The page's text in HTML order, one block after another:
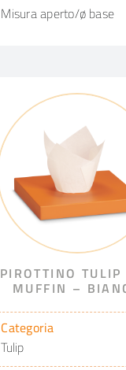
Misura aperto/ø base
PIROTTINO TULIP
MUFFIN –
Categoria
Tulip